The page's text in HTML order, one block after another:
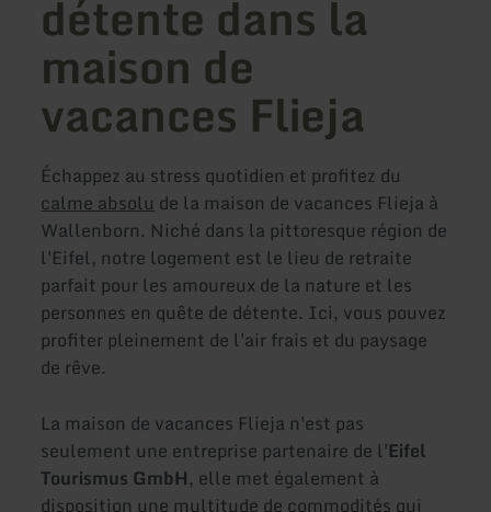
détente dans la
maison de
vacances Flieja
Échappez au stress quotidien et profitez du
calme absolu de la maison de vacances Flieja à
Wallenborn. Niché dans la pittoresque région de
l'Eifel, notre logement est le lieu de retraite
parfait pour les amoureux de la nature et les
personnes en quête de détente. Ici, vous pouvez
profiter pleinement de l'air frais et du paysage
de rêve.
La maison de vacances Flieja n'est pas
seulement une entreprise partenaire de l'Eifel
Tourismus GmbH, elle met également à
disposition une multitude de commodités qui